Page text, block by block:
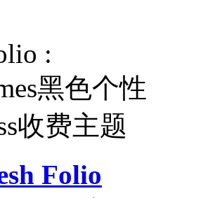
Folio